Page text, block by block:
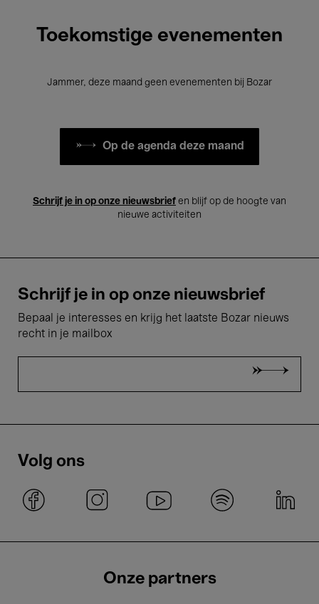
Toekomstige evenementen
Jammer, deze maand geen evenementen bij Bozar
Op de agenda deze maand
Schrijf je in op onze nieuwsbrief en blijf op de hoogte van
nieuwe activiteiten
Schrijf je in op onze nieuwsbrief
Bepaal je interesses en krijg het laatste Bozar nieuws
recht in je mailbox
Volg ons
Onze partners